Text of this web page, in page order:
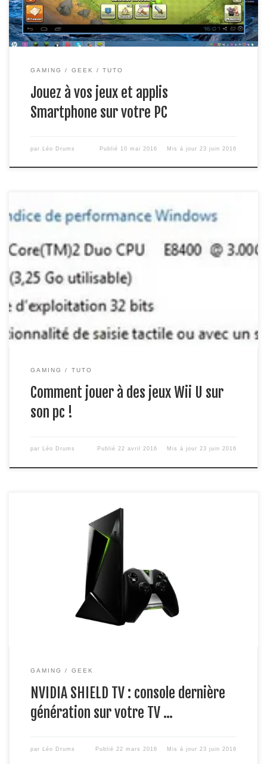
GAMING GEEK TUTO
Jouez à vos jeux et applis
Smartphone sur votre PC
par Léo Drums Publié 10 mai 2016 Mis à jour 23 juin 2016
vidéo de notre chaîne sur le sujet ! Vous rêvez de jouer à vos
et légal du moment que vous possédez le jeu WiiU au quel
vous voulez jouer sur pc. Les requis : avoir un […]
GAMING TUTO
Comment jouer à des jeux Wii U sur
son pc !
par Léo Drums Publié22 avril 2016 Mis à jour23 juin 2016
La NVIDIA SHIELD TV est une véritable box TV qui allie
parfaitement console de jeux, lecteur dvd et service TV
comme des applis de streaming en 4K. Une qualité graphique
de jeux vidéo optimal signée NVDIA. Vous aurez tous les
avantages d’un appareil Android avec toutes vos applications
favorites comme […]
GAMING GEEK
NVIDIA SHIELD TV : console dernière
génération sur votre TV …
par Léo Drums Publié 22 mars 2016 Mis à jour 23 juin 2016